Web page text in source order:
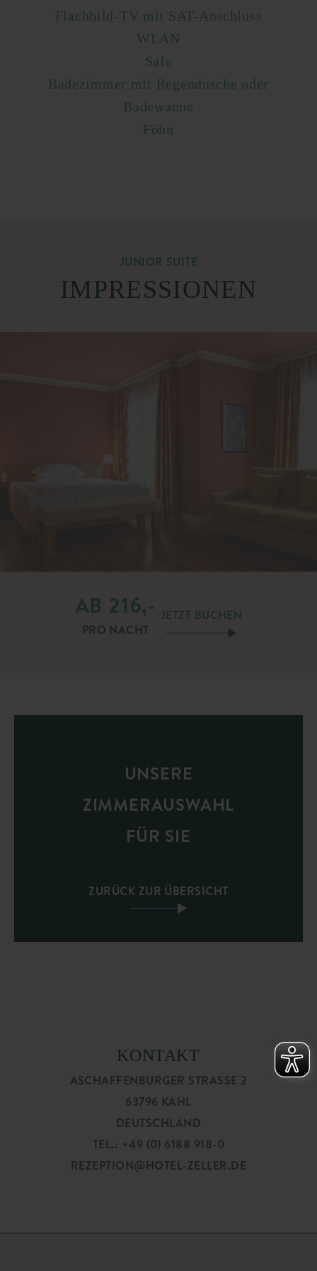
Flachbild-TV mit SAT-Anschluss
WLAN
Safe
Badezimmer mit Regendusche oder
Badewanne
Föhn
JUNIOR SUITE
IMPRESSIONEN
AB 216,-
PRO NACHT
JETZT BUCHEN
UNSERE
ZIMMERAUSWAHL
FÜR SIE
ZURÜCK ZUR ÜBERSICHT
KONTAKT
ASCHAFFENBURGER STRASSE 2
63796 KAHL
DEUTSCHLAND
TEL.: +49 (0) 6188 918-0
REZEPTION@HOTEL-ZELLER.DE